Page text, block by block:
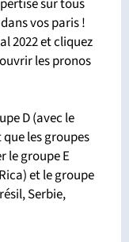
vos paris !
2022 et cliquez
les pronos
D (avec le
les groupes
le groupe E
et le groupe
Serbie,